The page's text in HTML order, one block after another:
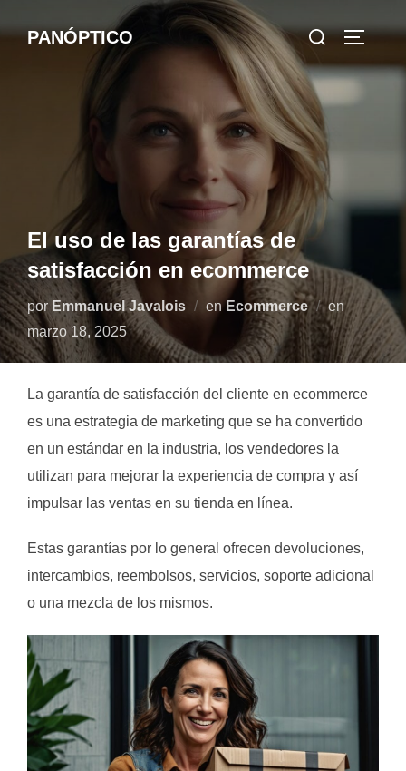
al
PANÓPTICO Buscar:
El uso de las garantías de
satisfacción en ecommerce
por Emmanuel Javalois enEcommerce en
el
marzo 18, 2025
La garantía de satisfacción del cliente en ecommerce
es una estrategia de marketing que se ha convertido
en un estándar en la industria, los vendedores la
utilizan para mejorar la experiencia de compra y así
impulsar las ventas en su tienda en línea.
Estas garantías por lo general ofrecen devoluciones,
intercambios, reembolsos, servicios, soporte adicional
o una mezcla de los mismos.